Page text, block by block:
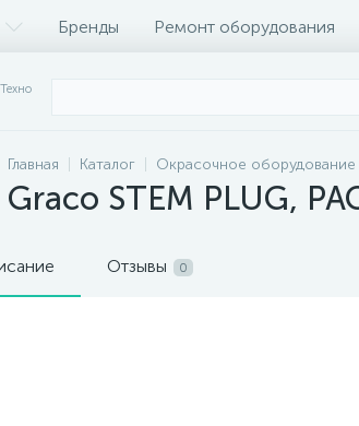
Бренды Ремонт оборудования
Главная Каталог Окрасочное оборудование
Graco STEM PLUG,
Отзывы 0